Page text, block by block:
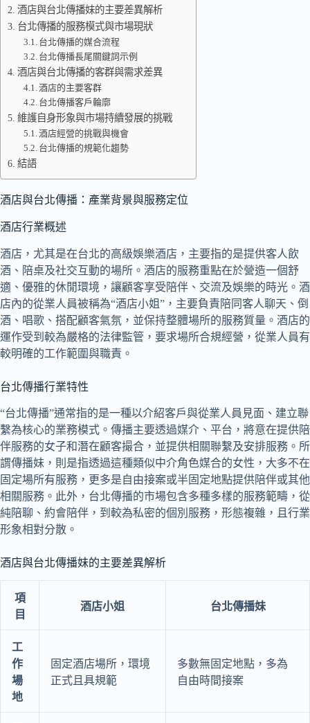
酒店與台北傳播妹的主要差異解析
台北傳播的服務模式與市場現狀
台北傳播的媒合流程
台北傳播長尾關鍵詞示例
酒店與台北傳播的客群與需求差異
酒店的主要客群
台北傳播客戶輪廓
維護自身形象與市場持續發展的挑戰
酒店經營的挑戰與機會
台北傳播的規範化趨勢
結語
酒店與台北傳播：產業背景與服務定位
酒店行業概述
酒店，尤其是在台北的高級娛樂酒店，主要指的是提供客人飲
酒、陪桌及社交互動的場所。酒店的服務重點在於營造一個舒
適、優雅的休閒環境，讓顧客享受陪伴、交流及娛樂的時光。酒
店內的從業人員被稱為“酒店小姐”，主要負責陪同客人聊天、倒
酒、唱歌、搭配顧客氣氛，並保持整體場所的服務質量。酒店的
運作受到較為嚴格的法律監管，要求場所合規經營，從業人員有
較明確的工作範圍與職責。
台北傳播行業特性
“台北傳播”通常指的是一種以介紹客戶與從業人員見面、建立聯
繫為核心的業務模式。傳播主要透過媒介、平台，將意在提供陪
伴服務的女子和潛在顧客撮合，並提供相關聯繫及安排服務。所
謂傳播妹，則是指透過這種類似中介角色媒合的女性，大多不在
固定場所有服務，更多是自由接案或半固定地點提供陪伴或其他
相關服務。此外，台北傳播的市場包含多種多樣的服務範疇，從
純陪聊、約會陪伴，到較為私密的個別服務，形態複雜，且行業
形象相對分散。
酒店與台北傳播妹的主要差異解析
項
目
酒店小姐 台北傳播妹
工
作
場
地
固定酒店場所，環境
正式且具規範
多數無固定地點，多為
自由時間接案